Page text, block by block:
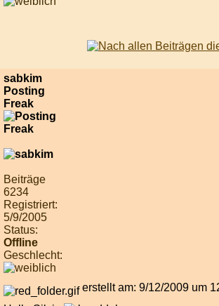
sabkim
Posting
Freak
Beiträge
6234
Registriert:
5/9/2005
Status:
Offline
Geschlecht:
erstellt am: 9/12/2009 um